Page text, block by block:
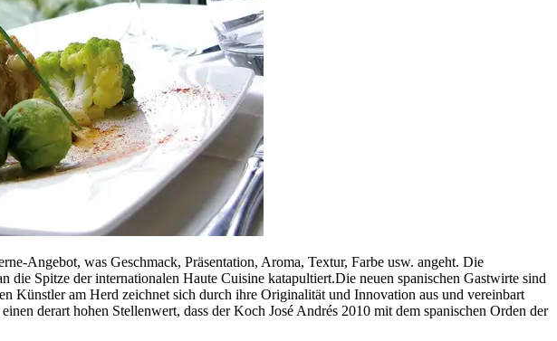
Angebot, was Geschmack, Präsentation, Aroma, Textur, Farbe usw. angeht. Die
Spitze der internationalen Haute Cuisine katapultiert.Die neuen spanischen Gastwirte sind
Künstler am Herd zeichnet sich durch ihre Originalität und Innovation aus und vereinbart
derart hohen Stellenwert, dass der Koch José Andrés 2010 mit dem spanischen Orden der